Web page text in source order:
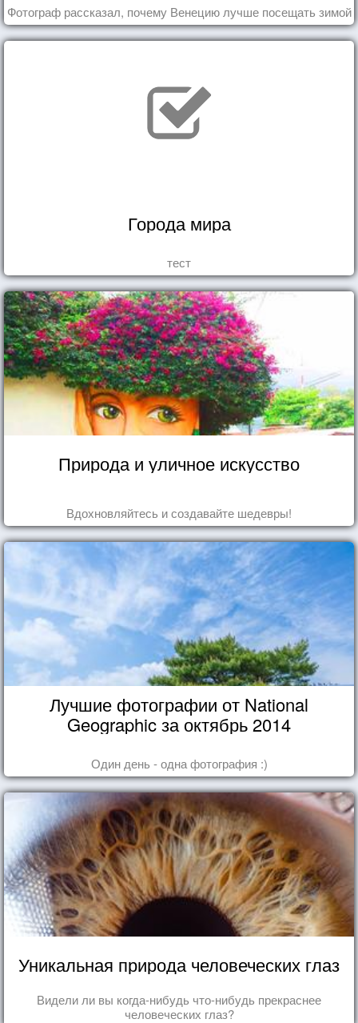
Фотограф рассказал, почему Венецию лучше посещать зимой
Города мира
тест
Природа и уличное искусство
Вдохновляйтесь и создавайте шедевры!
Лучшие фотографии от National
Geographic за октябрь 2014
Один день - одна фотография :)
Уникальная природа человеческих глаз
Видели ли вы когда-нибудь что-нибудь прекраснее
человеческих глаз?